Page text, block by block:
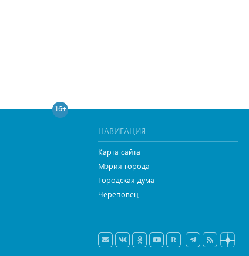
16+
НАВИГАЦИЯ
Карта сайта
Мэрия города
Городская дума
Череповец